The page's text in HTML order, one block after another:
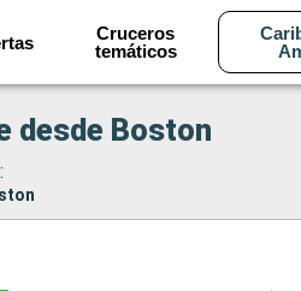
Cruceros
temáticos
desde Boston